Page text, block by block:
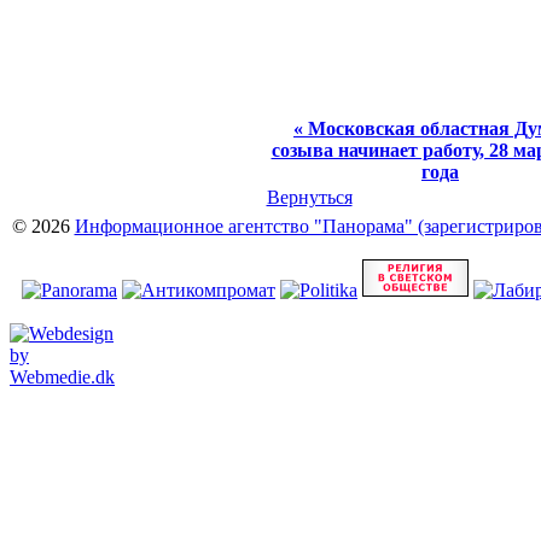
« Московская областная
созыва начинает работу, 28
года
Вернуться
© 2026 Информационное агентство "Панорама"